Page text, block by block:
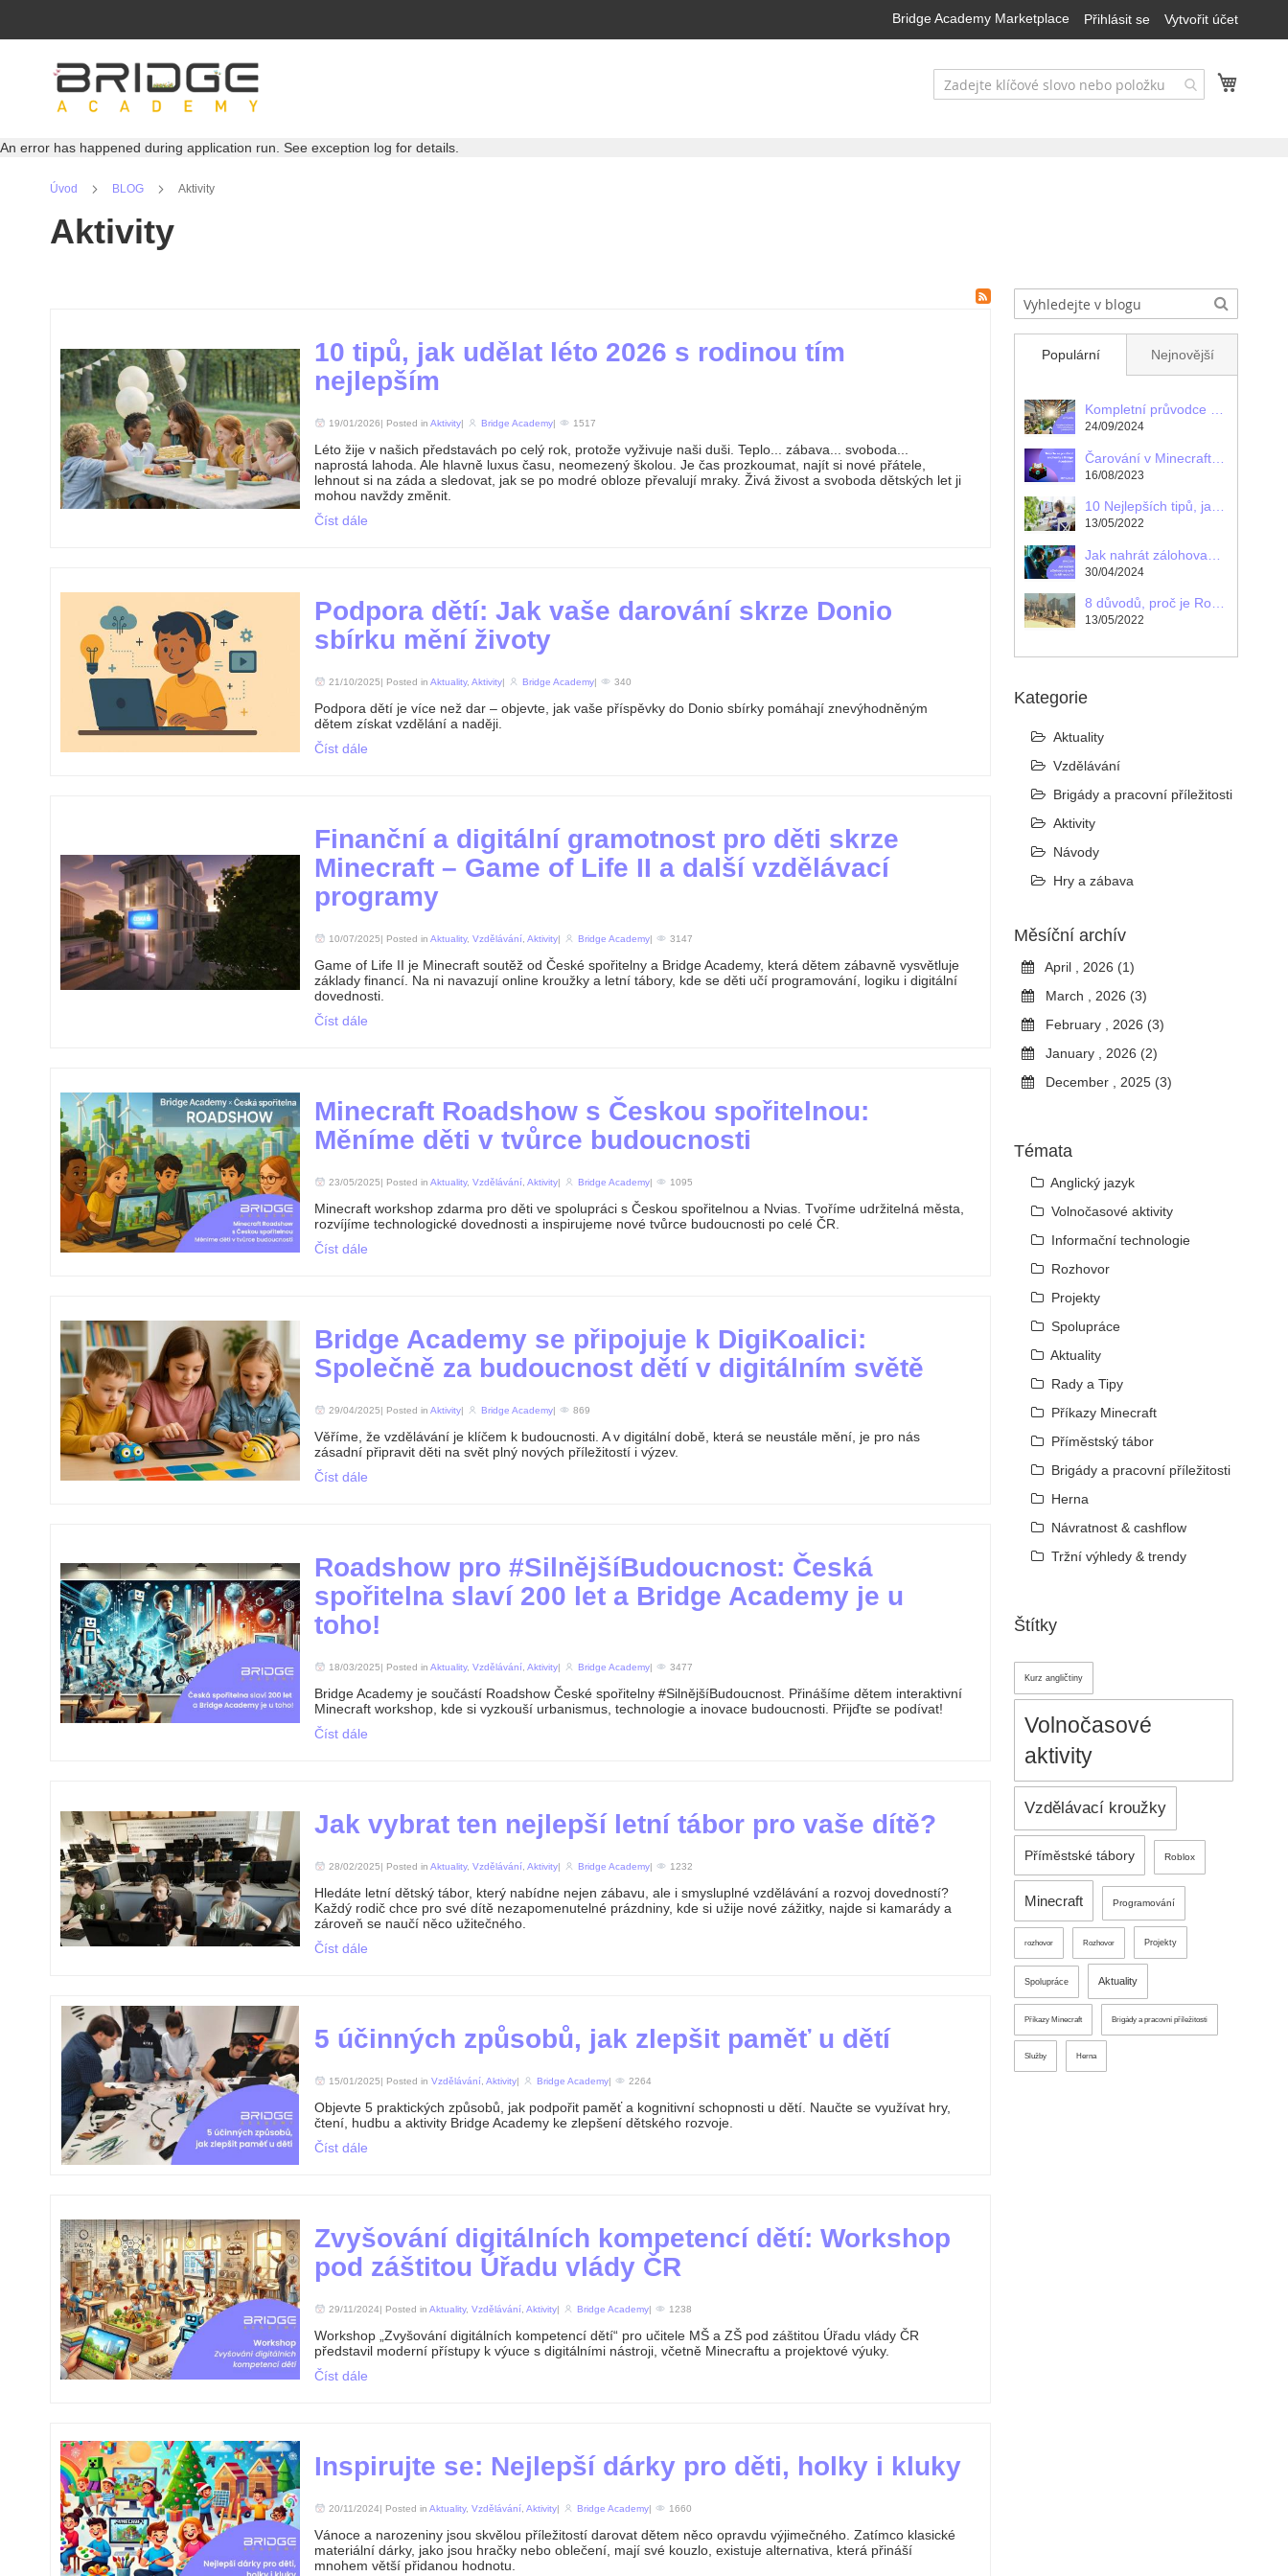
na
Bridge Academy Marketplace Přihlásit se Vytvořit účet
An error has happened during application run. See exception log for details.
Úvod BLOG Aktivity
Aktivity
10 tipů, jak udělat léto 2026 s rodinou tím
nejlepším
19/01/2026| Posted in Aktivity Bridge Academy 1517
Léto žije v našich představách po celý rok, protože vyživuje naši duši. Teplo... zábava... svoboda...
naprostá lahoda. Ale hlavně luxus času, neomezený školou. Je čas prozkoumat, najít si nové přátele,
lehnout si na záda a sledovat, jak se po modré obloze převalují mraky. Živá živost a svoboda dětských let ji
mohou navždy změnit.
Číst dále
Podpora dětí: Jak vaše darování skrze Donio
sbírku mění životy
21/10/2025| Posted in Aktuality, Aktivity Bridge Academy 340
Podpora dětí je více než dar – objevte, jak vaše příspěvky do Donio sbírky pomáhají znevýhodněným
dětem získat vzdělání a naději.
Číst dále
Finanční a digitální gramotnost pro děti skrze
Minecraft – Game of Life II a další vzdělávací
programy
10/07/2025| Posted in Aktuality, Vzdělávání, Aktivity Bridge Academy 3147
Game of Life II je Minecraft soutěž od České spořitelny a Bridge Academy, která dětem zábavně vysvětluje
základy financí. Na ni navazují online kroužky a letní tábory, kde se děti učí programování, logiku i digitální
dovednosti.
Číst dále
Minecraft Roadshow s Českou spořitelnou:
Měníme děti v tvůrce budoucnosti
23/05/2025| Posted in Aktuality, Vzdělávání, Aktivity Bridge Academy 1095
Minecraft workshop zdarma pro děti ve spolupráci s Českou spořitelnou a Nvias. Tvoříme udržitelná města,
rozvíjíme technologické dovednosti a inspirujeme nové tvůrce budoucnosti po celé ČR.
Číst dále
Bridge Academy se připojuje k DigiKoalici:
Společně za budoucnost dětí v digitálním světě
29/04/2025| Posted in Aktivity Bridge Academy 869
Věříme, že vzdělávání je klíčem k budoucnosti. A v digitální době, která se neustále mění, je pro nás
zásadní připravit děti na svět plný nových příležitostí i výzev.
Číst dále
Roadshow pro #SilnějšíBudoucnost: Česká
spořitelna slaví 200 let a Bridge Academy je u
toho!
18/03/2025| Posted in Aktuality, Vzdělávání, Aktivity Bridge Academy 3477
Bridge Academy je součástí Roadshow České spořitelny #SilnějšíBudoucnost. Přinášíme dětem interaktivní
Minecraft workshop, kde si vyzkouší urbanismus, technologie a inovace budoucnosti. Přijďte se podívat!
Číst dále
Jak vybrat ten nejlepší letní tábor pro vaše dítě?
28/02/2025| Posted in Aktuality, Vzdělávání, Aktivity Bridge Academy 1232
Hledáte letní dětský tábor, který nabídne nejen zábavu, ale i smysluplné vzdělávání a rozvoj dovedností?
Každý rodič chce pro své dítě nezapomenutelné prázdniny, kde si užije nové zážitky, najde si kamarády a
zároveň se naučí něco užitečného.
Číst dále
5 účinných způsobů, jak zlepšit paměť u dětí
15/01/2025| Posted in Vzdělávání, Aktivity Bridge Academy 2264
Objevte 5 praktických způsobů, jak podpořit paměť a kognitivní schopnosti u dětí. Naučte se využívat hry,
čtení, hudbu a aktivity Bridge Academy ke zlepšení dětského rozvoje.
Číst dále
Zvyšování digitálních kompetencí dětí: Workshop
pod záštitou Úřadu vlády ČR
29/11/2024| Posted in Aktuality, Vzdělávání, Aktivity Bridge Academy 1238
Workshop „Zvyšování digitálních kompetencí dětí“ pro učitele MŠ a ZŠ pod záštitou Úřadu vlády ČR
představil moderní přístupy k výuce s digitálními nástroji, včetně Minecraftu a projektové výuky.
Číst dále
Inspirujte se: Nejlepší dárky pro děti, holky i kluky
20/11/2024| Posted in Aktuality, Vzdělávání, Aktivity Bridge Academy 1660
Vánoce a narozeniny jsou skvělou příležitostí darovat dětem něco opravdu výjimečného. Zatímco klasické
materiální dárky, jako jsou hračky nebo oblečení, mají své kouzlo, existuje alternativa, která přináší
mnohem větší přidanou hodnotu.
Populární
Kompletní průvodce Minecraft příkazy v Creative módu
24/09/2024
16/08/2023
10 Nejlepších tipů, jak se sám naučit anglicky
13/05/2022
30/04/2024
13/05/2022
Nejnovější
Kategorie
Aktuality
Vzdělávání
Brigády a pracovní příležitosti
Aktivity
Návody
Hry a zábava
Měsíční archív
April , 2026 (1)
March , 2026 (3)
February , 2026 (3)
January , 2026 (2)
December , 2025 (3)
Témata
Anglický jazyk
Volnočasové aktivity
Informační technologie
Rozhovor
Projekty
Spolupráce
Aktuality
Rady a Tipy
Příkazy Minecraft
Příměstský tábor
Brigády a pracovní příležitosti
Herna
Návratnost & cashflow
Tržní výhledy & trendy
Štítky
Kurz angličtiny
Volnočasové
aktivity
Vzdělávací kroužky
Příměstské tábory Roblox
Minecraft Programování
rozhovor Rozhovor Projekty
Spolupráce Aktuality
Příkazy Minecraft Brigády a pracovní příležitosti
Služby Herna